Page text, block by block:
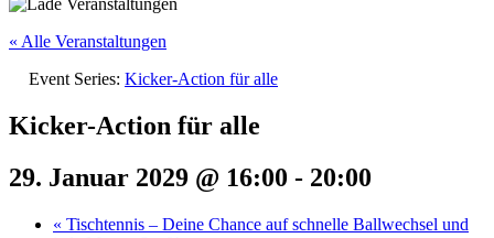
« Alle Veranstaltungen
Event Series: Kicker-Action für alle
Kicker-Action für alle
29. Januar 2029 @ 16:00 - 20:00
« Tischtennis – Deine Chance auf schnelle Ballwechsel und